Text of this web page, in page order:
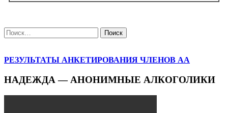
Найти:
РЕЗУЛЬТАТЫ АНКЕТИРОВАНИЯ ЧЛЕНОВ АА
НАДЕЖДА — АНОНИМНЫЕ АЛКОГОЛИКИ